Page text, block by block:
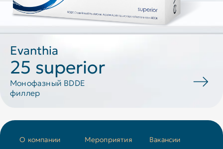
Evanthia
25 superior
Монофазный BDDE
филлер
О компании Мероприятия Вакансии